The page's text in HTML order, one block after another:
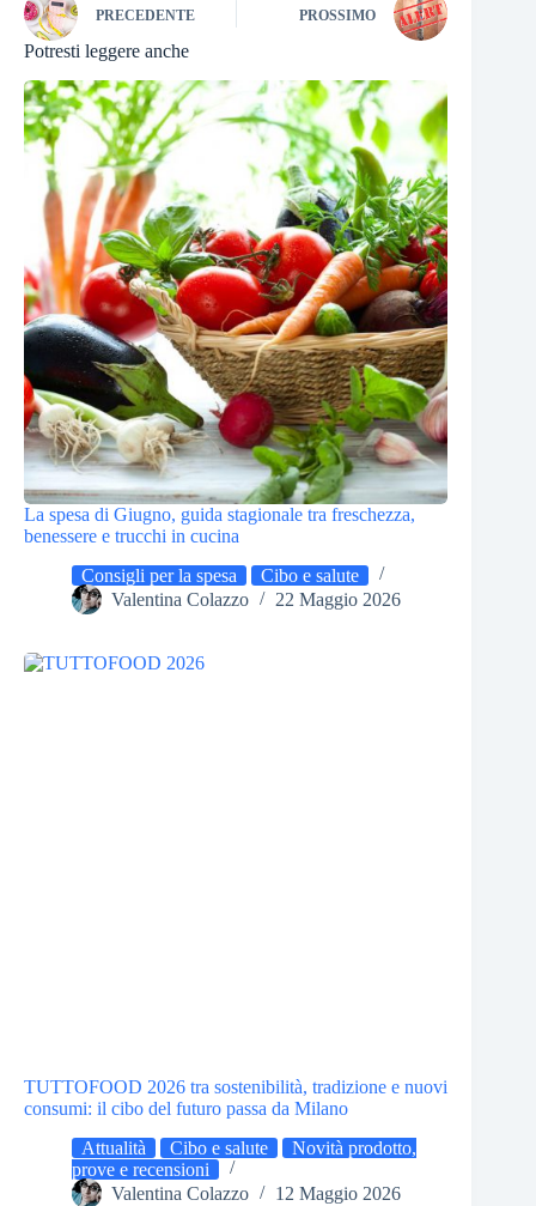
PRECEDENTE PROSSIMO
Potresti leggere anche
La spesa di Giugno, guida stagionale tra freschezza,
benessere e trucchi in cucina
Consigli per la spesa
Cibo e salute
Valentina Colazzo
22 Maggio 2026
TUTTOFOOD 2026 tra sostenibilità, tradizione e nuovi
consumi: il cibo del futuro passa da Milano
Attualità
Cibo e salute
Novità prodotto,
prove e recensioni
Valentina Colazzo
12 Maggio 2026